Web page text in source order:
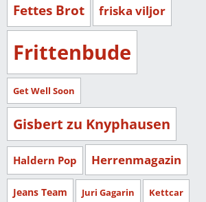
Fettes Brot friska viljor
Frittenbude
Get Well Soon
Gisbert zu Knyphausen
Haldern Pop Herrenmagazin
Jeans Team Juri Gagarin Kettcar